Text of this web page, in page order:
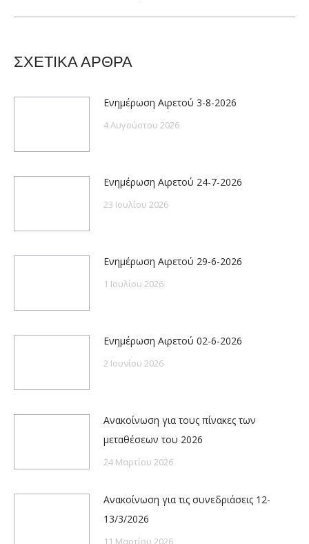
ΣΧΕΤΙΚΑ ΑΡΘΡΑ
Ενημέρωση Αιρετού 3-8-2026
4 Αυγούστου 2026
Ενημέρωση Αιρετού 24-7-2026
23 Ιουλίου 2026
Ενημέρωση Αιρετού 29-6-2026
1 Ιουλίου 2026
Ενημέρωση Αιρετού 02-6-2026
2 Ιουνίου 2026
Ανακοίνωση για τους πίνακες των
μεταθέσεων του 2026
24 Μαρτίου 2026
Ανακοίνωση για τις συνεδριάσεις 12-
13/3/2026
11 Μαρτίου 2026